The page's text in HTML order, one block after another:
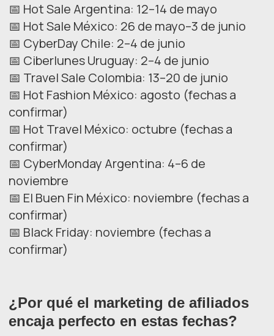
📅 Hot Sale Argentina: 12–14 de mayo
📅 Hot Sale México: 26 de mayo–3 de junio
📅 CyberDay Chile: 2–4 de junio
📅 Ciberlunes Uruguay: 2–4 de junio
📅 Travel Sale Colombia: 13–20 de junio
📅 Hot Fashion México: agosto (fechas a
confirmar)
📅 Hot Travel México: octubre (fechas a
confirmar)
📅 CyberMonday Argentina: 4–6 de
noviembre
📅 El Buen Fin México: noviembre (fechas a
confirmar)
📅 Black Friday: noviembre (fechas a
confirmar)
¿Por qué el marketing de afiliados
encaja perfecto en estas fechas?